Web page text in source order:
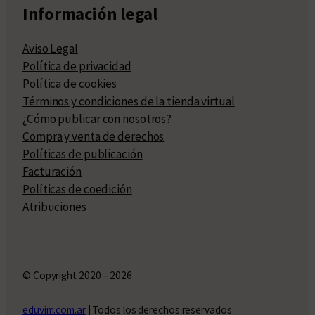
Información legal
Aviso Legal
Política de privacidad
Política de cookies
Términos y condiciones de la tienda virtual
¿Cómo publicar con nosotros?
Compra y venta de derechos
Políticas de publicación
Facturación
Políticas de coedición
Atribuciones
© Copyright 2020 – 2026
eduvim.com.ar| Todos los derechos reservados